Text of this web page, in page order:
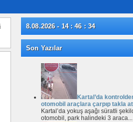
8.08.2026 - 14 : 46 : 35
Son Yazılar
Kartal’da
otomobil araçlara çarpıp takla
Kartal’da yokuş aşağı süratli
otomobil, park halindeki 3 araca...